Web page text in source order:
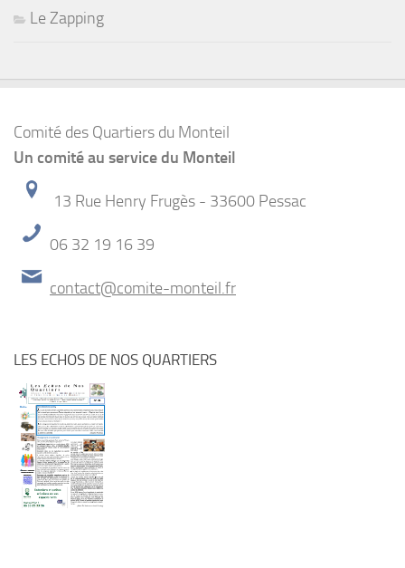
Le Zapping
Comité des Quartiers du Monteil
Un comité au service du Monteil
13 Rue Henry Frugès - 33600 Pessac
06 32 19 16 39
contact@comite-monteil.fr
LES ECHOS DE NOS QUARTIERS